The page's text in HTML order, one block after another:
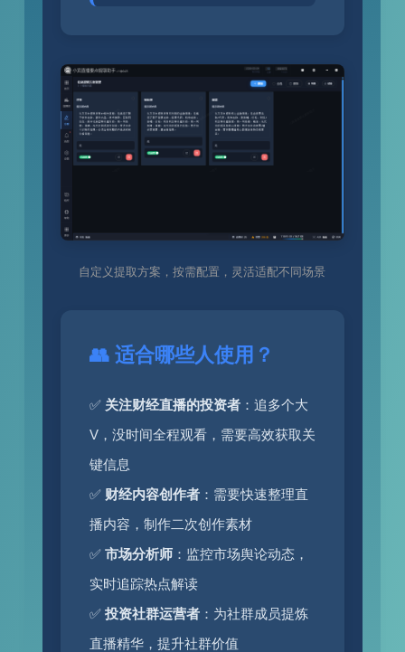
自定义提取方案，按需配置，灵活适配不同场景
👥 适合哪些人使用？
✅ 关注财经直播的投资者：追多个大
V，没时间全程观看，需要高效获取关
键信息
✅ 财经内容创作者：需要快速整理直
播内容，制作二次创作素材
✅ 市场分析师：监控市场舆论动态，
实时追踪热点解读
✅ 投资社群运营者：为社群成员提炼
直播精华，提升社群价值